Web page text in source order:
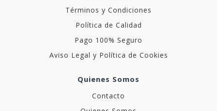
Términos y Condiciones
Política de Calidad
Pago 100% Seguro
Aviso Legal y Política de Cookies
Quienes Somos
Contacto